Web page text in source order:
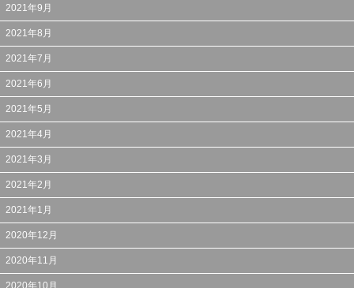
2021年9月
2021年8月
2021年7月
2021年6月
2021年5月
2021年4月
2021年3月
2021年2月
2021年1月
2020年12月
2020年11月
2020年10月